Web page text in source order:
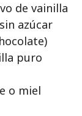
de vainilla
azúcar
puro
o miel